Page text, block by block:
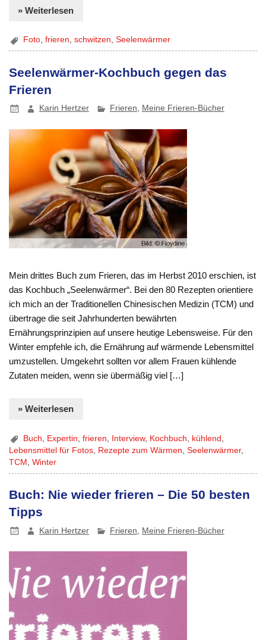
» Weiterlesen
Foto,frieren,schwitzen,Seelenwärmer
Seelenwärmer-Kochbuch gegen das
Frieren
Karin Hertzer Frieren, Meine Frieren-Bücher
Mein drittes Buch zum Frieren, das im Herbst 2010 erschien, ist
das Kochbuch „Seelenwärmer“. Bei den 80 Rezepten orientiere
ich mich an der Traditionellen Chinesischen Medizin (TCM) und
übertrage die seit Jahrhunderten bewährten
Ernährungsprinzipien auf unsere heutige Lebensweise. Für den
Winter empfehle ich, die Ernährung auf wärmende Lebensmittel
umzustellen. Umgekehrt sollten vor allem Frauen kühlende
Zutaten meiden, wenn sie übermäßig viel […]
» Weiterlesen
Buch Expertin ,frieren Interview, Kochbuch kühlend
Lebensmittel für Fotos, Rezepte zum Wärmen,Seelenwärmer,
TCM ,Winter
Buch: Nie wieder frieren – Die 50 besten
Tipps
Karin Hertzer Frieren Meine Frieren-Bücher